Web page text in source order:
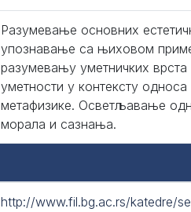
Разумевање основних
упознавање са њиховом
разумевању уметничких
уметности у контексту
метафизике. Осветљавање
морала и сазнања.
http://www.fil.bg.ac.rs/katedre/